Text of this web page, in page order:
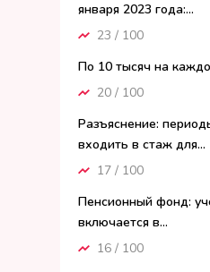
января 2023 года:...
23 / 100
По 10 тысяч на
20 / 100
Разъяснение:
входить в стаж для...
17 / 100
Пенсионный фонд:
включается в...
16 / 100